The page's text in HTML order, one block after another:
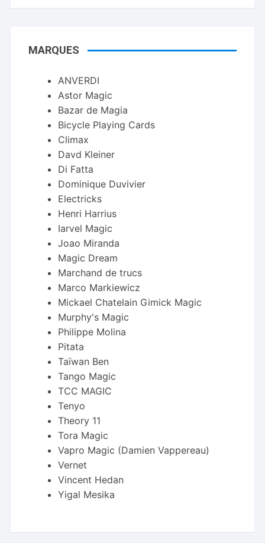
MARQUES
ANVERDI
Astor Magic
Bazar de Magia
Bicycle Playing Cards
Climax
Davd Kleiner
Di Fatta
Dominique Duvivier
Electricks
Henri Harrius
Iarvel Magic
Joao Miranda
Magic Dream
Marchand de trucs
Marco Markiewicz
Mickael Chatelain Gimick Magic
Murphy's Magic
Philippe Molina
Pitata
Taïwan Ben
Tango Magic
TCC MAGIC
Tenyo
Theory 11
Tora Magic
Vapro Magic (Damien Vappereau)
Vernet
Vincent Hedan
Yigal Mesika